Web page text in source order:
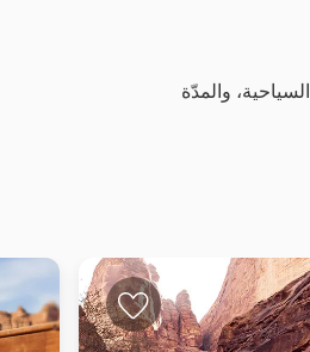
والمدّة